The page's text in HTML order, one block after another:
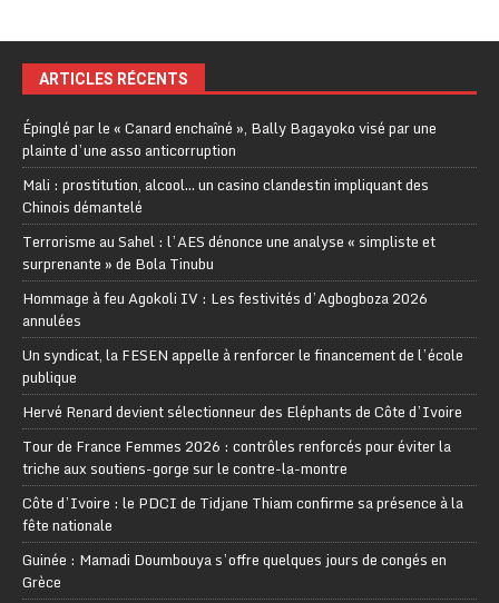
ARTICLES RÉCENTS
Épinglé par le « Canard enchaîné », Bally Bagayoko visé par une
plainte d’une asso anticorruption
Mali : prostitution, alcool… un casino clandestin impliquant des
Chinois démantelé
Terrorisme au Sahel : l’AES dénonce une analyse « simpliste et
surprenante » de Bola Tinubu
Hommage à feu Agokoli IV : Les festivités d’Agbogboza 2026
annulées
Un syndicat, la FESEN appelle à renforcer le financement de l’école
publique
Hervé Renard devient sélectionneur des Eléphants de Côte d’Ivoire
Tour de France Femmes 2026 : contrôles renforcés pour éviter la
triche aux soutiens-gorge sur le contre-la-montre
Côte d’Ivoire : le PDCI de Tidjane Thiam confirme sa présence à la
fête nationale
Guinée : Mamadi Doumbouya s’offre quelques jours de congés en
Grèce